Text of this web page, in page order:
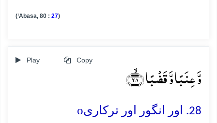
(‘Abasa, 80 : 27)
Play Copy
وَّ عِنَبًا وَّ قَضۡبًا ﴿ۙ۲۸﴾
28. اور انگور اور ترکاری o